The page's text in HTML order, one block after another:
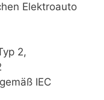
Elektroauto
2,
IEC